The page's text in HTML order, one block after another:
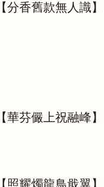
分香舊款無人識】
華芬儼上祝融峰】
照耀燭龍鳥戢翼】